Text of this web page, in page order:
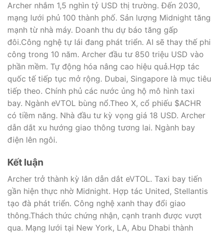
Archer nhắm 1,5 nghìn tỷ USD thị trường. Đến 2030,
mạng lưới phủ 100 thành phố. Sản lượng Midnight tăng
mạnh từ nhà máy. Doanh thu dự báo tăng gấp
đôi.Công nghệ tự lái đang phát triển. AI sẽ thay thế phi
công trong 10 năm. Archer đầu tư 850 triệu USD vào
phần mềm. Tự động hóa nâng cao hiệu quả.Hợp tác
quốc tế tiếp tục mở rộng. Dubai, Singapore là mục tiêu
tiếp theo. Chính phủ các nước ủng hộ mô hình taxi
bay. Ngành eVTOL bùng nổ.Theo X, cổ phiếu $ACHR
có tiềm năng. Nhà đầu tư kỳ vọng giá 18 USD. Archer
dẫn dắt xu hướng giao thông tương lai. Ngành bay
điện lên ngôi.
Kết luận
Archer trở thành kỳ lân dẫn dắt eVTOL. Taxi bay tiến
gần hiện thực nhờ Midnight. Hợp tác United, Stellantis
tạo đà phát triển. Công nghệ xanh thay đổi giao
thông.Thách thức chứng nhận, cạnh tranh được vượt
qua. Mạng lưới tại New York, LA, Abu Dhabi thành